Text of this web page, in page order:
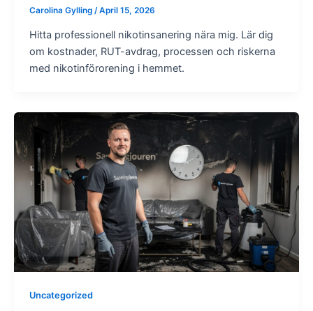
Carolina Gylling /April 15, 2026
Hitta professionell nikotinsanering nära mig. Lär dig
om kostnader, RUT-avdrag, processen och riskerna
med nikotinförorening i hemmet.
Uncategorized